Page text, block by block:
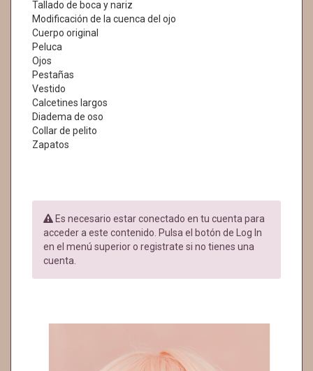
Tallado de boca y nariz
Modificación de la cuenca del ojo
Cuerpo original
Peluca
Ojos
Pestañas
Vestido
Calcetines largos
Diadema de oso
Collar de pelito
Zapatos
Es necesario estar conectado en tu cuenta para
acceder a este contenido. Pulsa el botón de Log In
en el menú superior o registrate si no tienes una
cuenta.